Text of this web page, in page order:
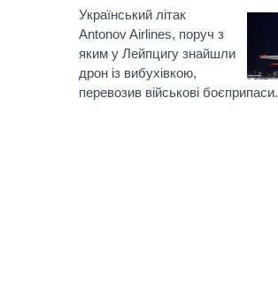
ДУМКИ
ОГЛЯДИ
ДАЙДЖЕСТИ
УСІ ПОЛІТИКИ
ПРЕЗИДЕНТ І ОФІС
ВЕРХОВНА РАДА
КАБІНЕТ МІНІСТРІВ
ІНФОГРАФІКА
ВІДЕО
ПІДТРИМАТИ
Український літак
Antonov Airlines, поруч з
яким у Лейпцигу знайшли
дрон із вибухівкою,
перевозив військові боєприпаси.